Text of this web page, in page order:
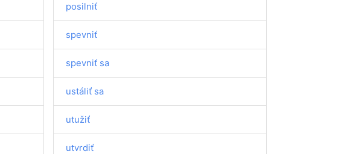
posilniť
spevniť
spevniť sa
ustáliť sa
utužiť
utvrdiť